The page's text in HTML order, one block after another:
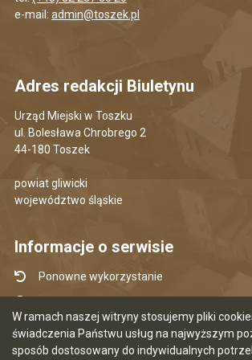
W ramach naszej witryny stosujemy pliki
świadczenia Państwu usług na najwyższym
sposób dostosowany do indywidualnych
e-mail: admin@toszek.pl
Adres redakcji Biuletynu
Urząd Miejski w Toszku
ul. Bolesława Chrobrego 2
44-180 Toszek
powiat gliwicki
województwo śląskie
Informacje o serwisie
Ponowne wykorzystanie
Mapa serwisu
Instrukcja obsługi